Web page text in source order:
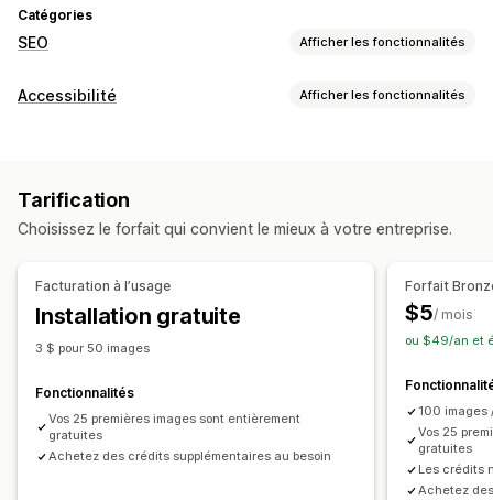
Catégories
SEO Afficher les fonctionnalités
Outils SEO
Optimisation de contenu
Note SEO
Audits
Analyses de données
Suivi du classement
Accessibilité Afficher les fonctionnalités
Tarification
Choisissez le forfait qui convient le mieux à votre entreprise.
Facturation à l’usage
Installation gratuite
3 $ pour 50 images
Fonctionnalités
Vos 25 premières images sont entièrement
gratuites
Achetez des crédits supplémentaires au besoin
Forfait
$5/ mois
ou $49/an et
100 images
Vos 25
gratuites
Les crédits
Achetez